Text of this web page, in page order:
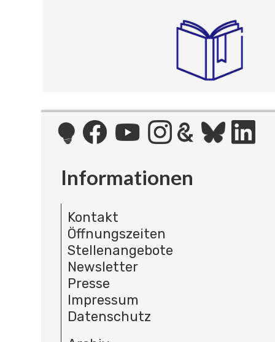
Informationen
Kontakt
Öffnungszeiten
Stellenangebote
Newsletter
Presse
Impressum
Datenschutz